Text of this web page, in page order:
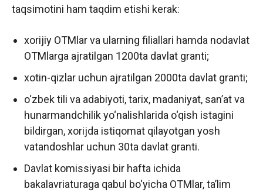
taqsimotini ham taqdim etishi kerak:
xorijiy OTMlar va ularning filiallari hamda nodavlat
OTMlarga ajratilgan 1200ta davlat granti;
xotin-qizlar uchun ajratilgan 2000ta davlat granti;
o‘zbek tili va adabiyoti, tarix, madaniyat, san’at va
hunarmandchilik yo‘nalishlarida o‘qish istagini
bildirgan, xorijda istiqomat qilayotgan yosh
vatandoshlar uchun 30ta davlat granti.
Davlat komissiyasi bir hafta ichida
bakalavriaturaga qabul bo‘yicha OTMlar, ta’lim